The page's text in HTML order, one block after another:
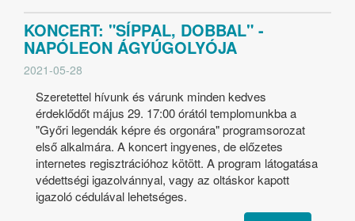
KONCERT: "SÍPPAL, DOBBAL" -
NAPÓLEON ÁGYÚGOLYÓJA
2021-05-28
Szeretettel hívunk és várunk minden kedves
érdeklődőt május 29. 17:00 órától templomunkba a
"Győri legendák képre és orgonára" programsorozat
első alkalmára. A koncert ingyenes, de előzetes
internetes regisztrációhoz kötött. A program látogatása
védettségi igazolvánnyal, vagy az oltáskor kapott
igazoló cédulával lehetséges.